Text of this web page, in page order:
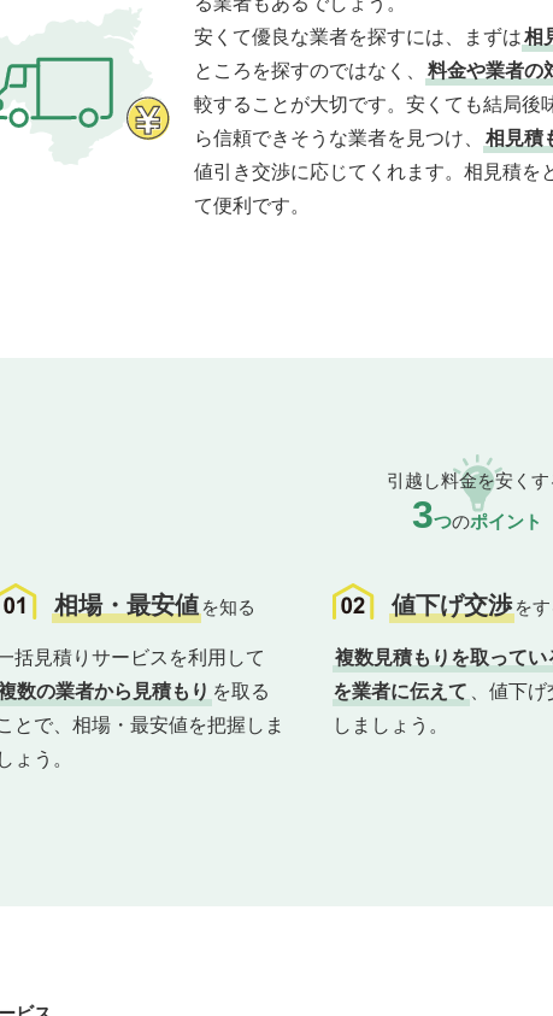
安くて優良な業者を探すには、まずは相
ところを探すのではなく、
料金や業者の
較することが大切です。安くても結局後
ら信頼できそうな業者を見つけ、
相見積
値引き交渉に応じてくれます。相見積を
て便利です。
引越し料金を安くす
3つのポイント
相場・最安値 を知る
括見積りサービスを利用して
数の業者から見積もり を取る
とで、相場・最安値を把握しま
しょう。
値下げ交渉 を
複数見積もりを取ってい
を業者に伝えて
、値下
しましょう。